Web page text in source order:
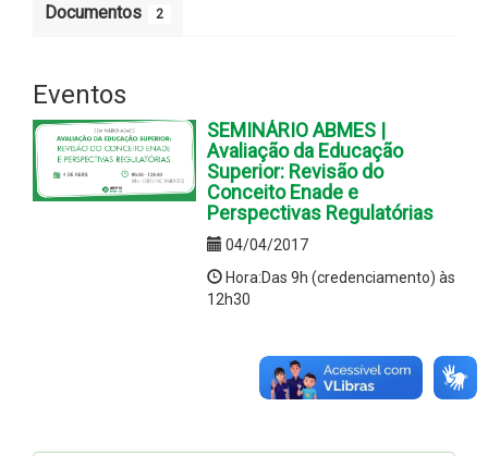
Documentos 2
Eventos
SEMINÁRIO ABMES |
Avaliação da Educação
Superior: Revisão do
Conceito Enade e
Perspectivas Regulatórias
04/04/2017
Hora:Das 9h (credenciamento) às
12h30